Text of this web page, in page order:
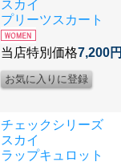
スカイ
プリーツスカート
当店特別価格7,200円
チェックシリーズ
スカイ
ラップキュロット